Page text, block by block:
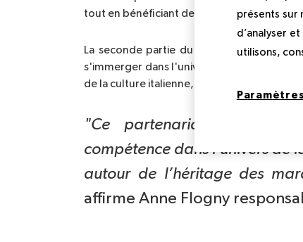
tout en bénéficiant des enseignements de
La seconde partie du programme se
s'immerger dans l'univers créatif de
de la culture italienne, Florence offre le
"Ce partenariat de 4
compétence dans l’univers de
affirme Anne Flogny
présents sur
d’analyser
utilisons,